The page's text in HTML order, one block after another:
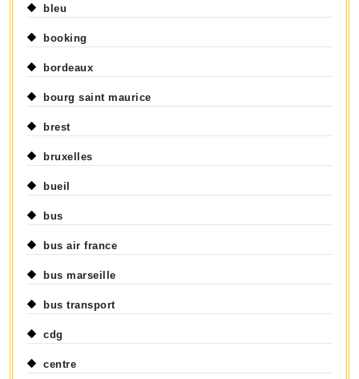
bleu
booking
bordeaux
bourg saint maurice
brest
bruxelles
bueil
bus
bus air france
bus marseille
bus transport
cdg
centre